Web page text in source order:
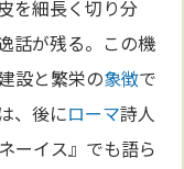
を細長く切り分
話が残る。この機
設と繁栄の象徴で
、後にローマ詩人
ーイス』でも語ら